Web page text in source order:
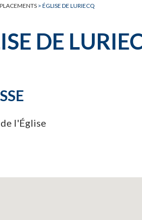
> ÉGLISE DE LURIECQ
DE
l'Église